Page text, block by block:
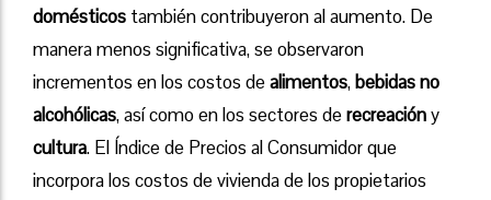
domésticos también contribuyeron al aumento. De
manera menos significativa, se observaron
incrementos en los costos dealimentos,bebidas no
alcohólicas, así como en los sectores derecreacióny
cultura. El Índice de Precios al Consumidor que
incorpora los costos de vivienda de los propietarios